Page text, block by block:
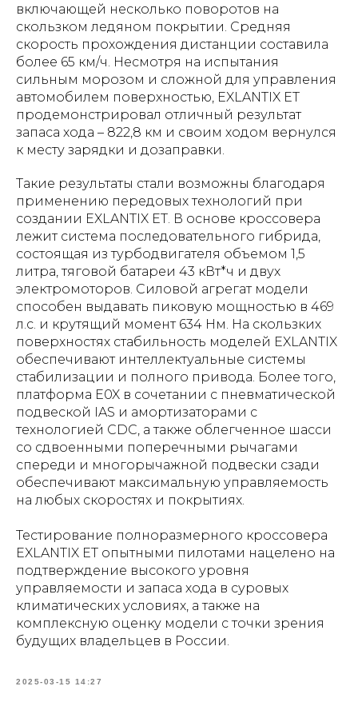
включающей несколько поворотов на
скользком ледяном покрытии. Средняя
скорость прохождения дистанции составила
более 65 км/ч. Несмотря на испытания
сильным морозом и сложной для управления
автомобилем поверхностью, EXLANTIX ET
продемонстрировал отличный результат
запаса хода – 822,8 км и своим ходом вернулся
к месту зарядки и дозаправки.
Такие результаты стали возможны благодаря
применению передовых технологий при
создании EXLANTIX ET. В основе кроссовера
лежит система последовательного гибрида,
состоящая из турбодвигателя объемом 1,5
литра, тяговой батареи 43 кВт*ч и двух
электромоторов. Силовой агрегат модели
способен выдавать пиковую мощностью в 469
л.с. и крутящий момент 634 Нм. На скользких
поверхностях стабильность моделей EXLANTIX
обеспечивают интеллектуальные системы
стабилизации и полного привода. Более того,
платформа E0X в сочетании с пневматической
подвеской IAS и амортизаторами с
технологией CDC, а также облегченное шасси
со сдвоенными поперечными рычагами
спереди и многорычажной подвески сзади
обеспечивают максимальную управляемость
на любых скоростях и покрытиях.
Тестирование полноразмерного кроссовера
EXLANTIX ET опытными пилотами нацелено на
подтверждение высокого уровня
управляемости и запаса хода в суровых
климатических условиях, а также на
комплексную оценку модели с точки зрения
будущих владельцев в России.
2025-03-15 14:27